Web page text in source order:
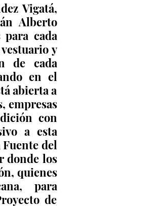
Vigatá,
Alberto
cada
y
de cada
en el
abierta a
empresas
con
a esta
del
donde los
quienes
para
de